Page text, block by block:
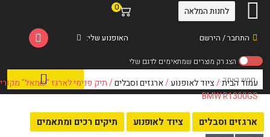
התחבר / הירשם
0
האופנוע שלי:
לחנות המלאה
עמוד הבית/ציוד לאופנוע/ארגזים וסבלים/ תיק פנימי לארגז "שמאל" מקורי
BMW R1300GS
ארגזים וסבלים ציוד לאופנוע תיקים רכים ומתאמים